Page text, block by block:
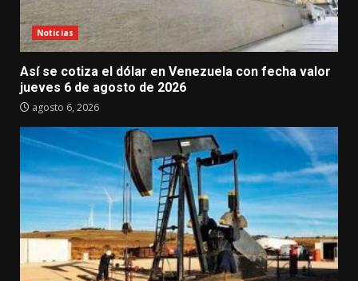
Noticias
Así se cotiza el dólar en Venezuela con fecha valor
jueves 6 de agosto de 2026
agosto 6, 2026